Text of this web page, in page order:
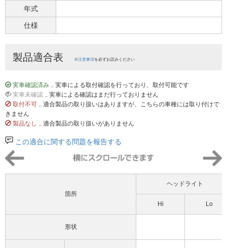
年式
仕様
製品適合表 ※注意事項を必ずお読みください
実車確認済み .. 実車による取付確認を行っており、取付可能です
実車未確認 .. 実車による確認はまだ行っておりません
取付不可 .. 適合製品の取り扱いはありますが、こちらの車種には取り付けで
きません
製品なし .. 適合製品の取り扱いがありません
この適合に関する問題を報告する
箇所
ヘッドライト
Hi Lo
形状